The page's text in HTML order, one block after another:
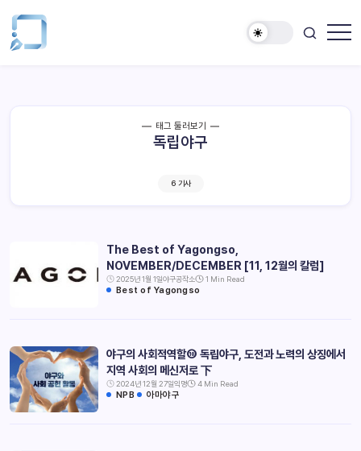
태그 둘러보기
독립야구
6 기사
The Best of Yagongso,
NOVEMBER/DECEMBER [11, 12월의 칼럼]
2025년 1월 1일야구공작소 1 Min Read
Best of Yagongso
야구의 사회적역할⑩ 독립야구, 도전과 노력의 상징에서
지역 사회의 메신저로 下
2024년 12월 27일익명 4 Min Read
NPB 아마야구